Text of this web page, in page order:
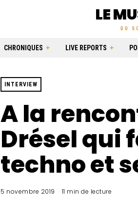
LE
DU
CHRONIQUES LIVE REPORTS
INTERVIEW
A la
Drésel qui
techno et
5 novembre 2019 11 min de lecture